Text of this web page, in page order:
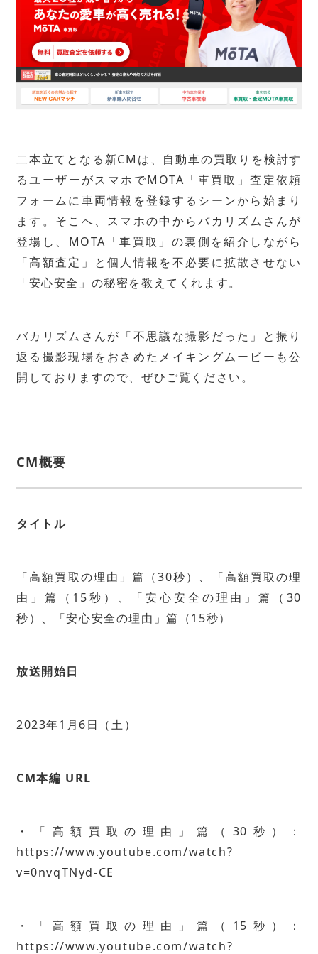
二本立てとなる新CMは、自動車の買取りを検討す
るユーザーがスマホでMOTA「車買取」査定依頼
フォームに車両情報を登録するシーンから始まり
ます。そこへ、スマホの中からバカリズムさんが
登場し、MOTA「車買取」の裏側を紹介しながら
「高額査定」と個人情報を不必要に拡散させない
「安心安全」の秘密を教えてくれます。
バカリズムさんが「不思議な撮影だった」と振り
返る撮影現場をおさめたメイキングムービーも公
開しておりますので、ぜひご覧ください。
CM概要
タイトル
「高額買取の理由」篇（30秒）、「高額買取の理
由」篇（15秒）、「安心安全の理由」篇（30
秒）、「安心安全の理由」篇（15秒）
放送開始日
2023年1月6日（土）
CM本編 URL
・「高額買取の理由」篇（30秒）：
https://www.youtube.com/watch?
v=0nvqTNyd-CE
・「高額買取の理由」篇（15秒）：
https://www.youtube.com/watch?